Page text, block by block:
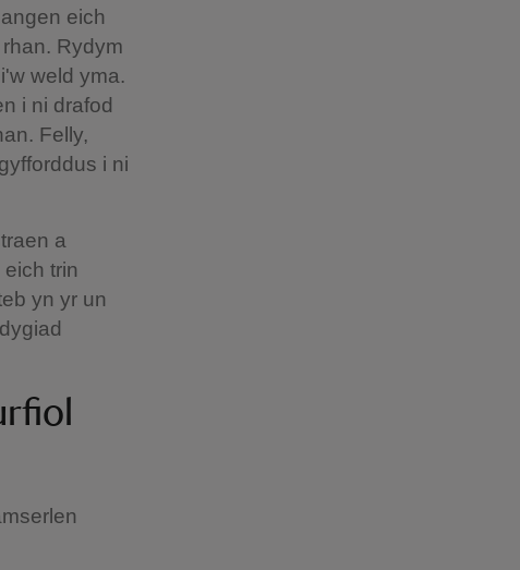
eich
Rydym
weld yma.
i ni drafod
Felly,
i ni
a
trin
yn yr un